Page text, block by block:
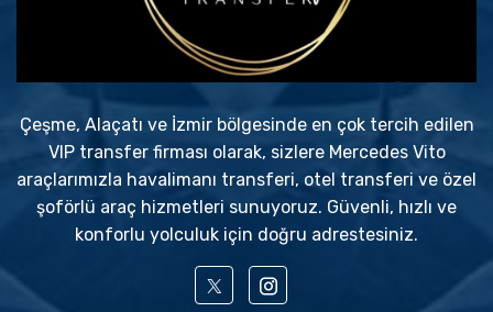
Çeşme, Alaçatı ve İzmir bölgesinde en çok tercih edilen
VIP transfer firması olarak, sizlere Mercedes Vito
araçlarımızla havalimanı transferi, otel transferi ve özel
şoförlü araç hizmetleri sunuyoruz. Güvenli, hızlı ve
konforlu yolculuk için doğru adrestesiniz.